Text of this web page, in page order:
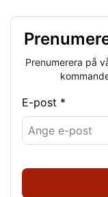
Prenumerera på
E-post *